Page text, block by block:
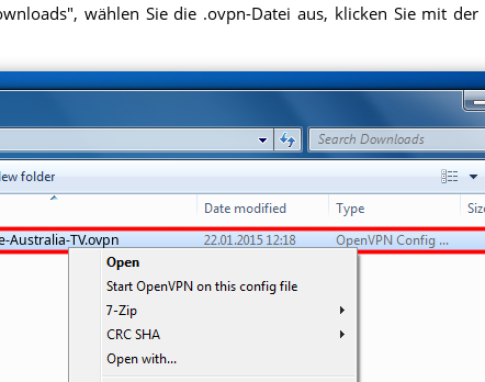
wählen Sie die .ovpn-Datei aus, klicken Sie mit
Australia-TV.ovpn